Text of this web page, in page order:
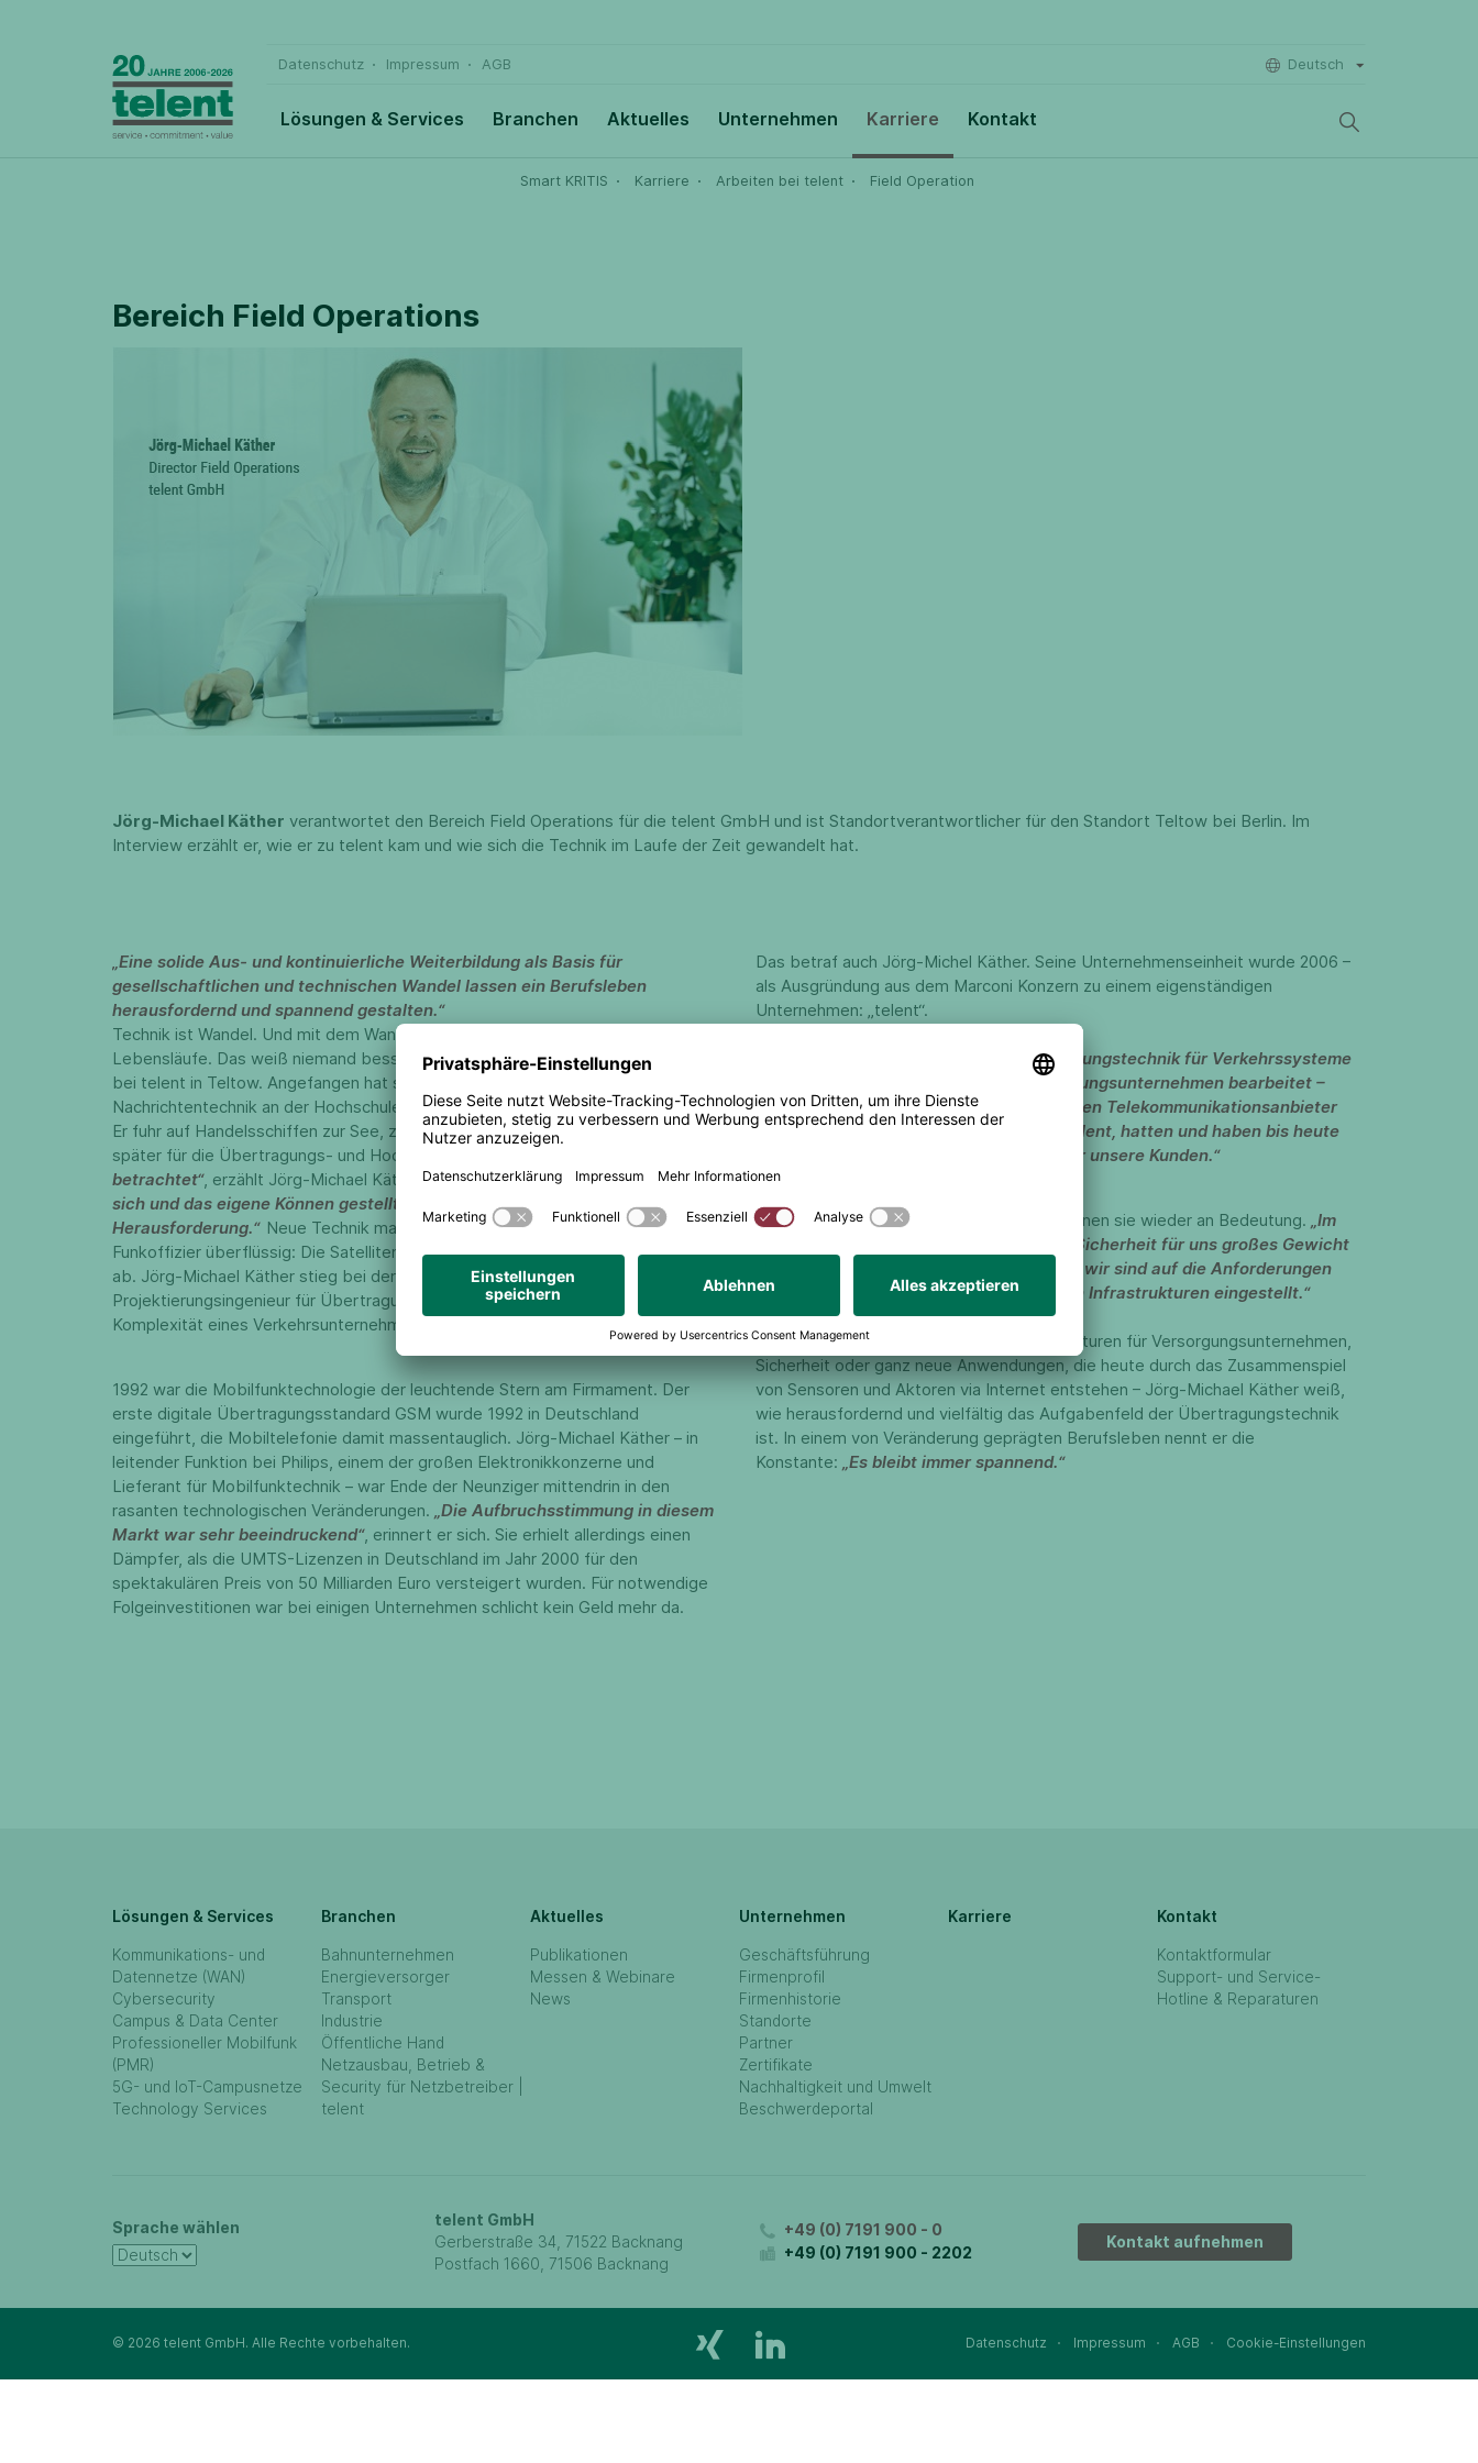
Datenschutz Impressum AGB Deutsch
Lösungen & Services Branchen Aktuelles Unternehmen Karriere Kontakt
Smart KRITIS Karriere Arbeiten bei telent Field Operation
Bereich Field Operations
Jörg-Michael Käther verantwortet den Bereich Field Operations für die telent GmbH und ist Standortverantwortlicher für den Standort Teltow bei Berlin. Im
Interview erzählt er, wie er zu telent kam und wie sich die Technik im Laufe der Zeit gewandelt hat.
„Eine solide Aus- und kontinuierliche Weiterbildung als Basis für
gesellschaftlichen und technischen Wandel lassen ein Berufsleben
herausfordernd und spannend gestalten.“
Technik ist Wandel. Und mit dem Wandel verändern sich Berufe und
Lebensläufe. Das weiß niemand besser als Jörg-Michael Käther, Standortleiter
bei telent in Teltow. Angefangen hat seine Laufbahn mit dem Studium der
Nachrichtentechnik an der Hochschule für Seefahrt in Warnemünde / Wustrow.
Er fuhr auf Handelsschiffen zur See, zuständig zu Beginn für die Elektrotechnik,
später für die Übertragungs- und Hochfrequenztechnik an Bord.
betrachtet“, erzählt Jörg-Michael Käther ,„war man auf dem Schiff ganz auf
sich und das eigene Können gestellt. Das war natürlich eine
Herausforderung.“ Neue Technik machte schließlich seinen Beruf als
Funkoffizier überflüssig: Die Satellitentechnik löste die Morsetelegrafie per Funk
ab. Jörg-Michael Käther stieg bei der Hochbahn in Hamburg als
Projektierungsingenieur für Übertragungstechnik ein – ihn faszinierte die hohe
Komplexität eines Verkehrsunternehmens.
1992 war die Mobilfunktechnologie der leuchtende Stern am Firmament. Der
erste digitale Übertragungsstandard GSM wurde 1992 in Deutschland
eingeführt, die Mobiltelefonie damit massentauglich. Jörg-Michael Käther – in
leitender Funktion bei Philips, einem der großen Elektronikkonzerne und
Lieferant für Mobilfunktechnik – war Ende der Neunziger mittendrin in den
rasanten technologischen Veränderungen. „Die Aufbruchsstimmung in diesem
Markt war sehr beeindruckend“, erinnert er sich. Sie erhielt allerdings einen
Dämpfer, als die UMTS-Lizenzen in Deutschland im Jahr 2000 für den
spektakulären Preis von 50 Milliarden Euro versteigert wurden. Für notwendige
Folgeinvestitionen war bei einigen Unternehmen schlicht kein Geld mehr da.
Das betraf auch Jörg-Michel Käther. Seine Unternehmenseinheit wurde 2006 –
als Ausgründung aus dem Marconi Konzern zu einem eigenständigen
Unternehmen: „telent“.
„Wir haben damals Themen wie Übertragungstechnik für Verkehrssysteme
und kritische Infrastrukturen für Versorgungsunternehmen bearbeitet –
Bereiche, die zu jener Zeit für einen großen Telekommunikationsanbieter
nicht so interessant schienen. Wir, die telent, hatten und haben bis heute
Antworten und passgenaue Lösungen für unsere Kunden.“
Jetzt, im Rahmen der Digitalisierung, gewinnen sie wieder an Bedeutung. „Im
Zuge der Digitalisierung hat das Thema Sicherheit für uns großes Gewicht
bekommen. telent hat hier viel zu bieten, wir sind auf die Anforderungen
unserer Kunden im Bereich der kritischen Infrastrukturen eingestellt.“
Ob Mobilfunk, Verkehrssysteme, Infrastrukturen für Versorgungsunternehmen,
Sicherheit oder ganz neue Anwendungen, die heute durch das Zusammenspiel
von Sensoren und Aktoren via Internet entstehen – Jörg-Michael Käther weiß,
wie herausfordernd und vielfältig das Aufgabenfeld der Übertragungstechnik
ist. In einem von Veränderung geprägten Berufsleben nennt er die
Konstante: „Es bleibt immer spannend.“
Lösungen & Services
Kommunikations- und
Datennetze (WAN)
Cybersecurity
Campus & Data Center
Professioneller Mobilfunk
(PMR)
5G- und IoT-Campusnetze
Technology Services
Branchen
Bahnunternehmen
Energieversorger
Transport
Industrie
Öffentliche Hand
Netzausbau, Betrieb &
Security für Netzbetreiber |
telent
Aktuelles
Publikationen
Messen & Webinare
News
Unternehmen
Geschäftsführung
Firmenprofil
Firmenhistorie
Standorte
Partner
Zertifikate
Nachhaltigkeit und Umwelt
Beschwerdeportal
Karriere Kontakt
Kontaktformular
Support- und Service-
Hotline & Reparaturen
Sprache wählen
telent GmbH
Gerberstraße 34, 71522 Backnang
Postfach 1660, 71506 Backnang
+49 (0) 7191 900 - 0
+49 (0) 7191 900 - 2202
Kontakt aufnehmen
© 2026 telent GmbH. Alle Rechte vorbehalten. Datenschutz Impressum AGB Cookie-Einstellungen